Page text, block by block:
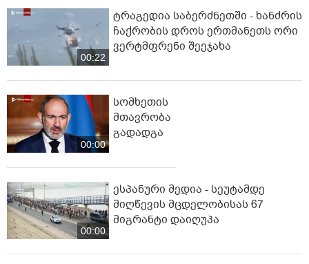
00:22
ტრაგედია საბერძნეთში - ხანძრის
ჩაქრობის დროს ერთმანეთს ორი
ვერტმფრენი შეეჯახა
00:00
სომხეთის
მთავრობა
გადადგა
00:00
ესპანური მედია - სეუტამდე
მიღწევის მცდელობისას 67
მიგრანტი დაიღუპა